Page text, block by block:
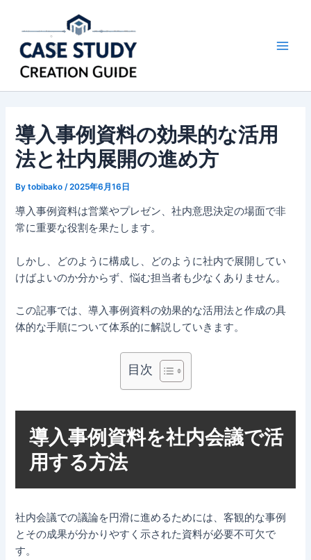
ッ
導入事例資料の効果的な活用
法と社内展開の進め方
Bytobibako/2025年6月16日
導入事例資料は営業やプレゼン、社内意思決定の場面で非
常に重要な役割を果たします。
しかし、どのように構成し、どのように社内で展開してい
けばよいのか分からず、悩む担当者も少なくありません。
この記事では、導入事例資料の効果的な活用法と作成の具
体的な手順について体系的に解説していきます。
目次
導入事例資料を社内会議で活
用する方法
社内会議での議論を円滑に進めるためには、客観的な事例
とその成果が分かりやすく示された資料が必要不可欠で
す。